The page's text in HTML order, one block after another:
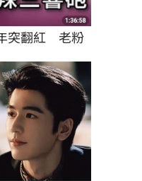
突翻紅　老粉